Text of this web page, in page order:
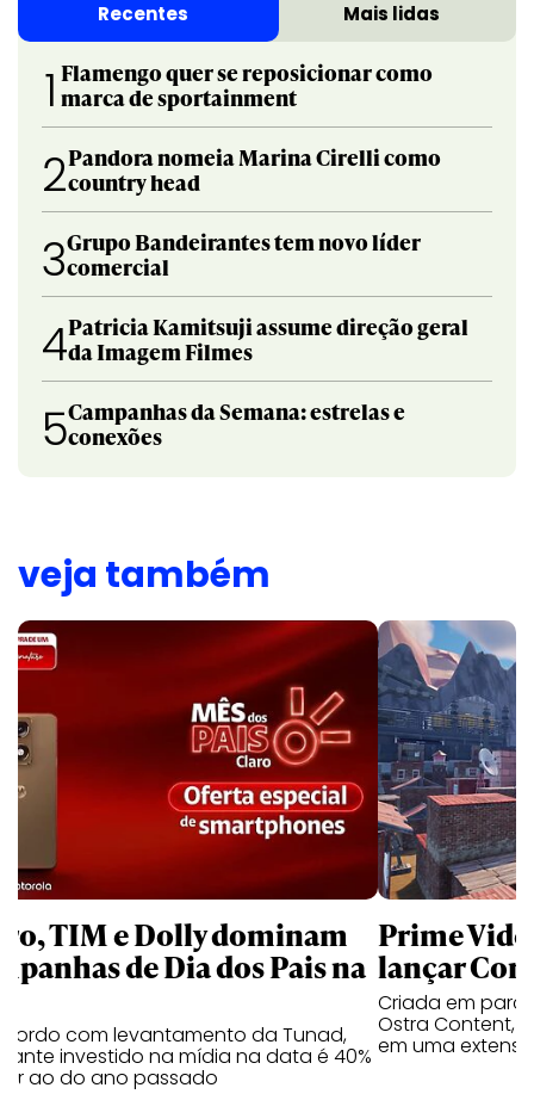
Recentes Mais lidas
1 Flamengo quer se reposicionar como
marca de sportainment
2Pandora nomeia Marina Cirelli como
country head
3Grupo Bandeirantes tem novo líder
comercial
4Patricia Kamitsuji assume direção geral
da Imagem Filmes
5Campanhas da Semana: estrelas e
conexões
veja também
TIM e Dolly dominam
de Dia dos Pais na
com levantamento da Tunad,
investido na mídia na data é 40%
ao do ano passado
Prime
lançar
Criada em
Ostra Content,
em uma